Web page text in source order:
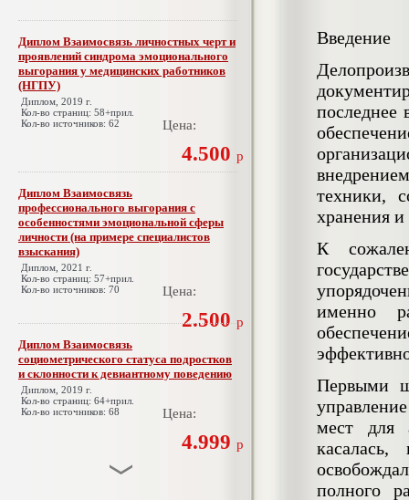
Диплом Взаимосвязь личностных черт и
проявлений синдрома эмоционального
выгорания у медицинских работников
(НГПУ)
Диплом, 2019 г.
Кол-во страниц: 58+прил.
Кол-во источников: 62
Цена:
4.500 р
Диплом Взаимосвязь
профессионального выгорания с
особенностями эмоциональной сферы
личности (на примере специалистов
взыскания)
Диплом, 2021 г.
Кол-во страниц: 57+прил.
Кол-во источников: 70
Цена:
2.500 р
Диплом Взаимосвязь
социометрического статуса подростков
и склонности к девиантному поведению
Диплом, 2019 г.
Кол-во страниц: 64+прил.
Кол-во источников: 68
Цена:
4.999 р
Введение
последнее
техники,
хранения
К
именно
Первыми
мест для
полного